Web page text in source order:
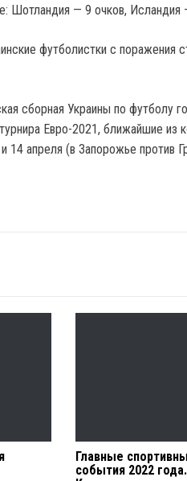
Шотландия — 9 очков,
футболистки с поражения
сборная Украины по футболу
Евро-2021, ближайшие из
14 апреля (в Запорожье против
Главные
события 2022 года.